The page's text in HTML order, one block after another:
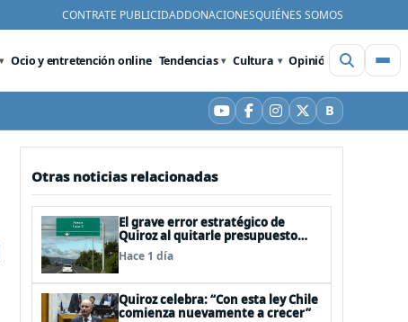
CONTRATE PUBLICIDADDONACIONESQUIÉNES SOMOS
Ocio y entretención online Tendencias Cultura Opinión Videos
YouTube
Facebook
Instagram
X BBluesky
Otras noticias relacionadas
El grave error estratégico de
Quiroz al quitarle presupuesto
para infraestructura vial del
Biobío
Hace 1 día
Quiroz celebra: “Con esta ley Chile
comienza nuevamente a crecer”